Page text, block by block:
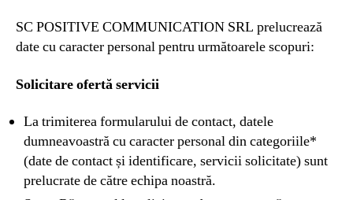
SC POSITIVE COMMUNICATION SRL prelucrează
date cu caracter personal pentru următoarele scopuri:
Solicitare ofertă servicii
La trimiterea formularului de contact, datele
dumneavoastră cu caracter personal din categoriile*
(date de contact și identificare, servicii solicitate) sunt
prelucrate de către echipa noastră.